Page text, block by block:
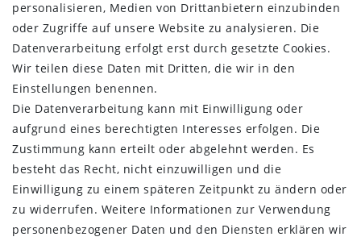
Kontakt
ZAHLUNG & VERSAND
personalisieren, Medien von Drittanbietern einzubinden
oder Zugriffe auf unsere Website zu analysieren. Die
Datenverarbeitung erfolgt erst durch gesetzte Cookies.
Wir teilen diese Daten mit Dritten, die wir in den
Einstellungen benennen.
Die Datenverarbeitung kann mit Einwilligung oder
aufgrund eines berechtigten Interesses erfolgen. Die
Zustimmung kann erteilt oder abgelehnt werden. Es
besteht das Recht, nicht einzuwilligen und die
Einwilligung zu einem späteren Zeitpunkt zu ändern oder
zu widerrufen. Weitere Informationen zur Verwendung
personenbezogener Daten und den Diensten erklären wir